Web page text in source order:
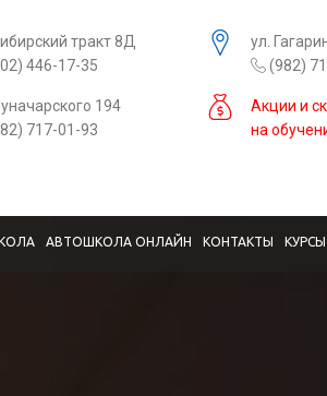
тракт 8Д
446-17-35
ул.
(982)
194
717-01-93
Акции и
на
АВТОШКОЛА ОНЛАЙН КОНТАКТЫ